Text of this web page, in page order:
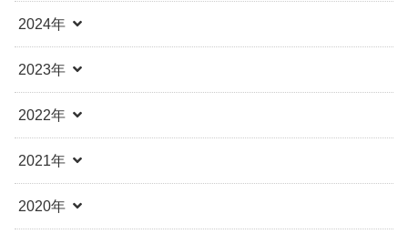
2024年
2023年
2022年
2021年
2020年